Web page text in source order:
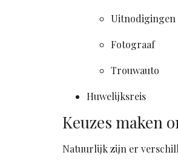
Uitnodigingen
Fotograaf
Trouwauto
Huwelijksreis
Keuzes maken
Natuurlijk zijn er